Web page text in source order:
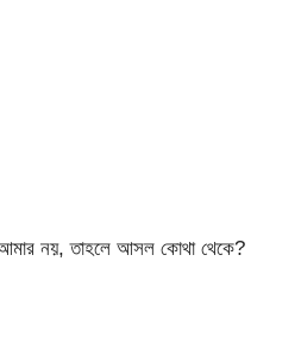
নয়, তাহলে আসল কোথা থেকে?